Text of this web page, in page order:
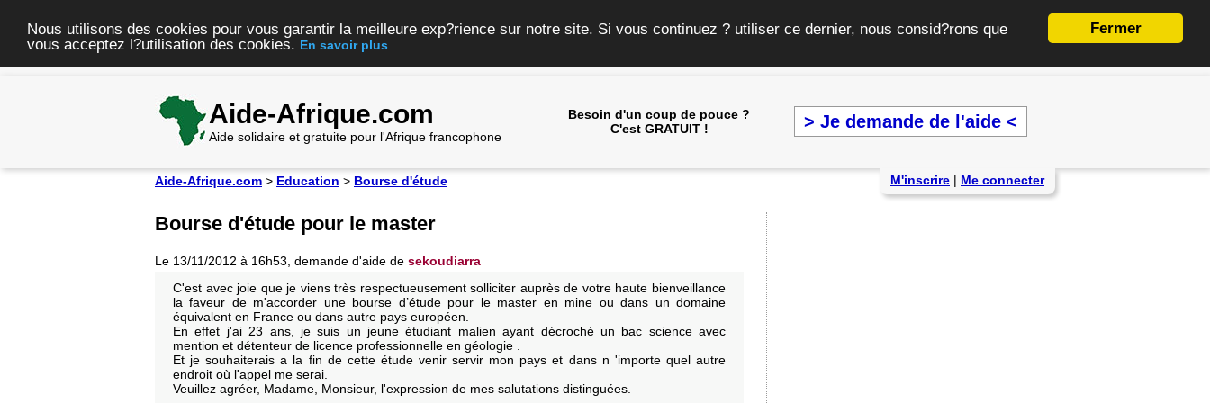
Fermer
Nous utilisons des cookies pour vous garantir la meilleure exp?rience sur notre site. Si vous continuez ? utiliser ce dernier, nous consid?rons que
vous acceptez l?utilisation des cookies. En savoir plus
Aide-Afrique.com
Aide solidaire et gratuite pour l'Afrique francophone
Besoin d'un coup de pouce ?
C'est GRATUIT !
> Je demande de l'aide <
Aide-Afrique.com > Education > Bourse d'étude M'inscrire | Me connecter
Bourse d'étude pour le master
Le 13/11/2012 à 16h53, demande d'aide de sekoudiarra
C'est avec joie que je viens très respectueusement solliciter auprès de votre haute bienveillance
la faveur de m'accorder une bourse d’étude pour le master en mine ou dans un domaine
équivalent en France ou dans autre pays européen.
En effet j'ai 23 ans, je suis un jeune étudiant malien ayant décroché un bac science avec
mention et détenteur de licence professionnelle en géologie .
Et je souhaiterais a la fin de cette étude venir servir mon pays et dans n 'importe quel autre
endroit où l'appel me serai.
Veuillez agréer, Madame, Monsieur, l'expression de mes salutations distinguées.